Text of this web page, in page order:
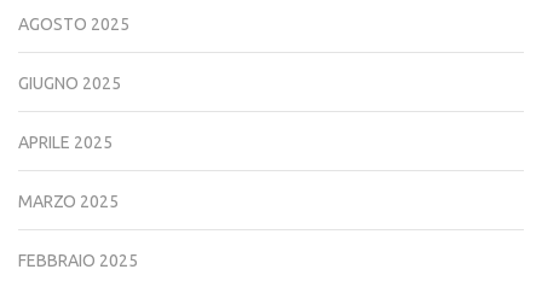
AGOSTO 2025
GIUGNO 2025
APRILE 2025
MARZO 2025
FEBBRAIO 2025